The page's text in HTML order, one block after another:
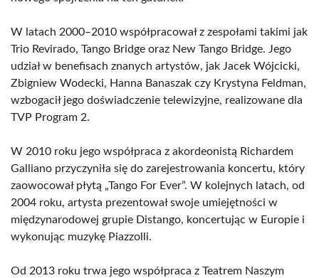
W latach 2000–2010 współpracował z zespołami takimi jak
Trio Revirado, Tango Bridge oraz New Tango Bridge. Jego
udział w benefisach znanych artystów, jak Jacek Wójcicki,
Zbigniew Wodecki, Hanna Banaszak czy Krystyna Feldman,
wzbogacił jego doświadczenie telewizyjne, realizowane dla
TVP Program 2.
W 2010 roku jego współpraca z akordeonistą Richardem
Galliano przyczyniła się do zarejestrowania koncertu, który
zaowocował płytą „Tango For Ever”. W kolejnych latach, od
2004 roku, artysta prezentował swoje umiejętności w
międzynarodowej grupie Distango, koncertując w Europie i
wykonując muzykę Piazzolli.
Od 2013 roku trwa jego współpraca z Teatrem Naszym